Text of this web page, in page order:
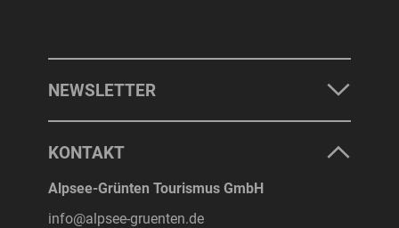
NEWSLETTER
KONTAKT
Alpsee-Grünten Tourismus GmbH
info@alpsee-gruenten.de